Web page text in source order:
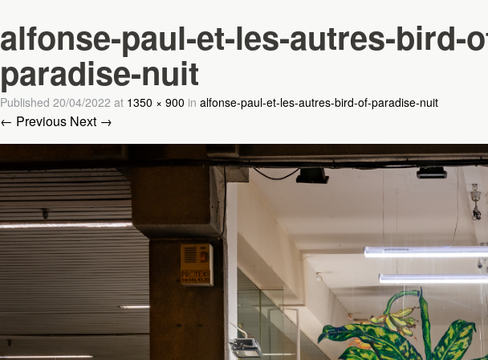
alfonse-paul-et-les-autres-bird-
paradise-nuit
Published 20/04/2022 at 1350 × 900 in alfonse-paul-et-les-autres-bird-of-paradise-nuit
← Previous Next →